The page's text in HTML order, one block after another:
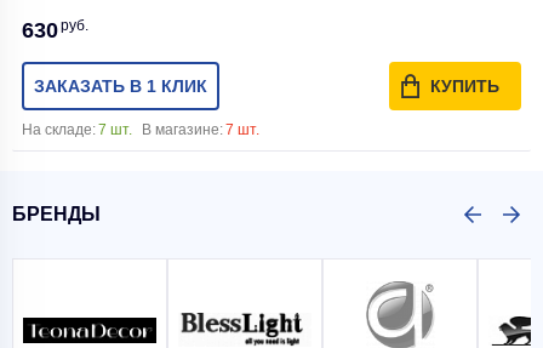
630руб.
ЗАКАЗАТЬ В 1 КЛИК КУПИТЬ
На складе:7 шт. В магазине:7 шт.
БРЕНДЫ